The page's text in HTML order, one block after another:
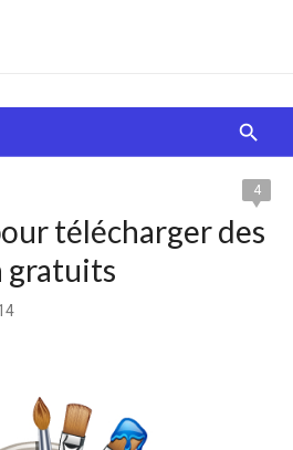
une boîte de chocolats… On
quoi on va tomber !
4
télécharger des
gratuits